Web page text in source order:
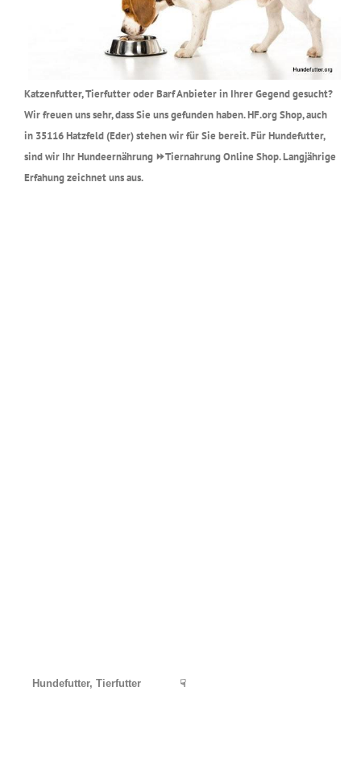
Katzenfutter, Tierfutter oder Barf Anbieter in Ihrer Gegend gesucht?
Wir freuen uns sehr, dass Sie uns gefunden haben. HF.org Shop, auch
in 35116 Hatzfeld (Eder) stehen wir für Sie bereit. Für Hundefutter,
sind wir Ihr Hundeernährung ⏩Tiernahrung Online Shop. Langjährige
Erfahung zeichnet uns aus.
Hundefutter, Tierfutter ☟